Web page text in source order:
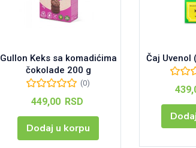
Gullon Keks sa komadićima
čokolade 200 g
(0)
449,00 RSD
Dodaj u korpu
Čaj Uvenol